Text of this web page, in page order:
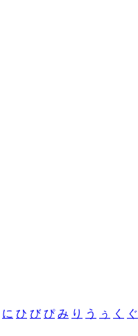
に ひ び ぴ み り う ぅ く ぐ